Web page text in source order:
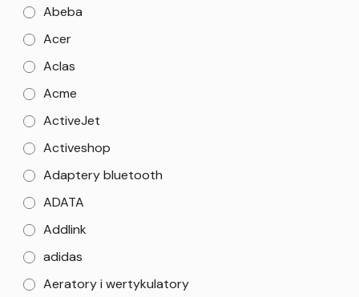
Abeba
Acer
Aclas
Acme
ActiveJet
Activeshop
Adaptery bluetooth
ADATA
Addlink
adidas
Aeratory i wertykulatory